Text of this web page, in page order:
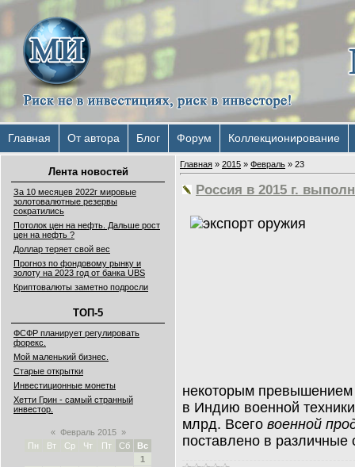
Главная От автора Блог Форум Коллекционирование
Лента новостей
За 10 месяцев 2022г мировые
золотовалютные резервы
сократились
Потолок цен на нефть. Дальше рост
цен на нефть ?
Доллар теряет свой вес
Прогноз по фондовому рынку и
золоту на 2023 год от банка UBS
Криптовалюты заметно подросли
ТОП-5
ФСФР планирует регулировать
форекс.
Мой маленький бизнес.
Старые открытки
Инвестиционные монеты
Хетти Грин - самый странный
инвестор.
« Февраль 2015 »
Пн
Вт Ср Чт Пт Сб
Вс
1
Главная » 2015 » Февраль » 23
Россия в 2015 г.
некоторым
в Индию военной
млрд. Всего военной
поставлено в